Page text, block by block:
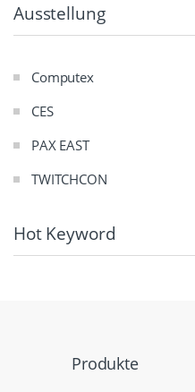
Ausstellung
Computex
CES
PAX EAST
TWITCHCON
Hot Keyword
Produkte